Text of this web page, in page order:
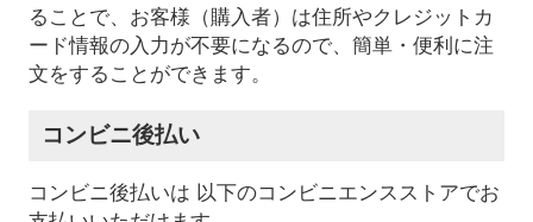
ることで、お客様（購入者）は住所やクレジットカ
ード情報の入力が不要になるので、簡単・便利に注
文をすることができます。
コンビニ後払い
コンビニ後払いは 以下のコンビニエンスストアでお